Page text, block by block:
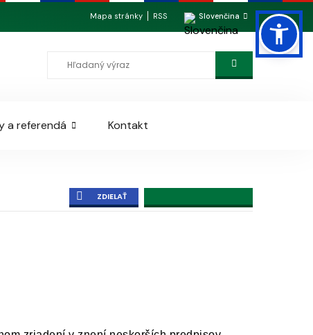
Mapa stránky RSS Slovenčina
a referendá Kontakt
ZDIELAŤ